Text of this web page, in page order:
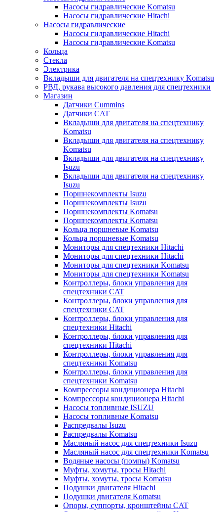
Насосы гидравлические Komatsu
Насосы гидравлические Hitachi
Насосы гидравлические
Насосы гидравлические Hitachi
Насосы гидравлические Komatsu
Кольца
Стекла
Электрика
Вкладыши для двигателя на спецтехнику Komatsu
РВД, рукава высокого давления для спецтехники
Магазин
Датчики Cummins
Датчики CAT
Вкладыши для двигателя на спецтехнику
Komatsu
Вкладыши для двигателя на спецтехнику
Komatsu
Вкладыши для двигателя на спецтехнику
Isuzu
Вкладыши для двигателя на спецтехнику
Isuzu
Поршнекомплекты Isuzu
Поршнекомплекты Isuzu
Поршнекомплекты Komatsu
Поршнекомплекты Komatsu
Кольца поршневые Komatsu
Кольца поршневые Komatsu
Мониторы для спецтехники Hitachi
Мониторы для спецтехники Hitachi
Мониторы для спецтехники Komatsu
Мониторы для спецтехники Komatsu
Контроллеры, блоки управления для
спецтехники CAT
Контроллеры, блоки управления для
спецтехники CAT
Контроллеры, блоки управления для
спецтехники Hitachi
Контроллеры, блоки управления для
спецтехники Hitachi
Контроллеры, блоки управления для
спецтехники Komatsu
Контроллеры, блоки управления для
спецтехники Komatsu
Компрессоры кондиционера Hitachi
Компрессоры кондиционера Hitachi
Насосы топливные ISUZU
Насосы топливные Komatsu
Распредвалы Isuzu
Распредвалы Komatsu
Масляный насос для спецтехники Isuzu
Масляный насос для спецтехники Komatsu
Водяные насосы (помпы) Komatsu
Муфты, хомуты, тросы Hitachi
Муфты, хомуты, тросы Komatsu
Подушки двигателя Hitachi
Подушки двигателя Komatsu
Опоры, суппорты, кронштейны CAT